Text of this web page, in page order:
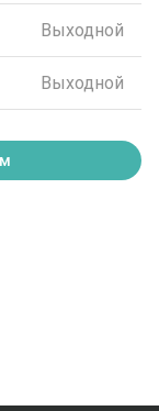
Выходной
Выходной